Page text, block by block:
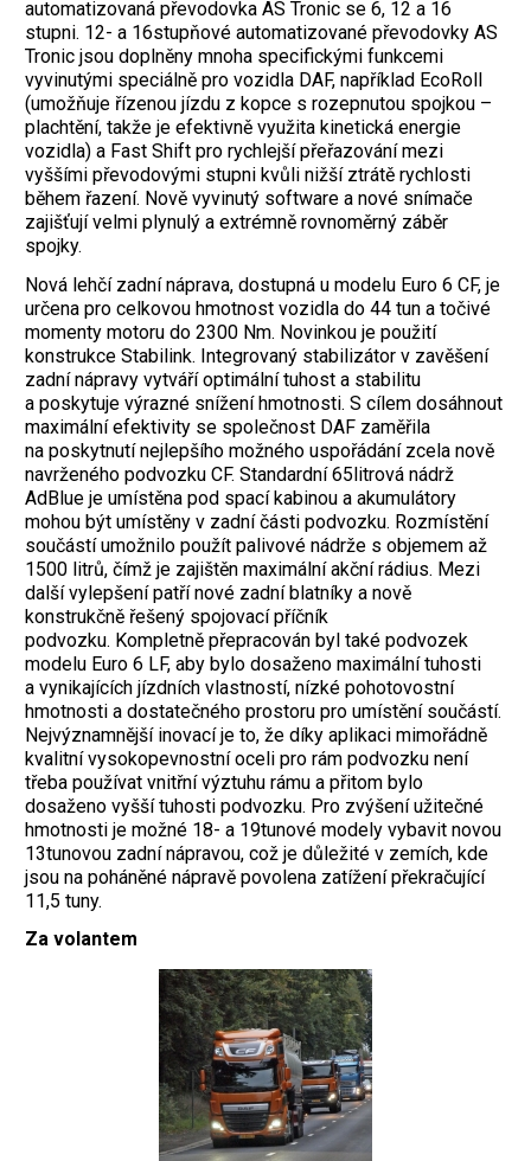
automatizovaná převodovka AS Tronic se 6, 12 a 16
stupni. 12- a 16stupňové automatizované převodovky AS
Tronic jsou doplněny mnoha specifickými funkcemi
vyvinutými speciálně pro vozidla DAF, například EcoRoll
(umožňuje řízenou jízdu z kopce s rozepnutou spojkou –
plachtění, takže je efektivně využita kinetická energie
vozidla) a Fast Shift pro rychlejší přeřazování mezi
vyššími převodovými stupni kvůli nižší ztrátě rychlosti
během řazení. Nově vyvinutý software a nové snímače
zajišťují velmi plynulý a extrémně rovnoměrný záběr
spojky.
Nová lehčí zadní náprava, dostupná u modelu Euro 6 CF, je
určena pro celkovou hmotnost vozidla do 44 tun a točivé
momenty motoru do 2300 Nm. Novinkou je použití
konstrukce Stabilink. Integrovaný stabilizátor v zavěšení
zadní nápravy vytváří optimální tuhost a stabilitu
a poskytuje výrazné snížení hmotnosti. S cílem dosáhnout
maximální efektivity se společnost DAF zaměřila
na poskytnutí nejlepšího možného uspořádání zcela nově
navrženého podvozku CF. Standardní 65litrová nádrž
AdBlue je umístěna pod spací kabinou a akumulátory
mohou být umístěny v zadní části podvozku. Rozmístění
součástí umožnilo použít palivové nádrže s objemem až
1500 litrů, čímž je zajištěn maximální akční rádius. Mezi
další vylepšení patří nové zadní blatníky a nově
konstrukčně řešený spojovací příčník
podvozku. Kompletně přepracován byl také podvozek
modelu Euro 6 LF, aby bylo dosaženo maximální tuhosti
a vynikajících jízdních vlastností, nízké pohotovostní
hmotnosti a dostatečného prostoru pro umístění součástí.
Nejvýznamnější inovací je to, že díky aplikaci mimořádně
kvalitní vysokopevnostní oceli pro rám podvozku není
třeba používat vnitřní výztuhu rámu a přitom bylo
dosaženo vyšší tuhosti podvozku. Pro zvýšení užitečné
hmotnosti je možné 18- a 19tunové modely vybavit novou
13tunovou zadní nápravou, což je důležité v zemích, kde
jsou na poháněné nápravě povolena zatížení překračující
11,5 tuny.
Za volantem